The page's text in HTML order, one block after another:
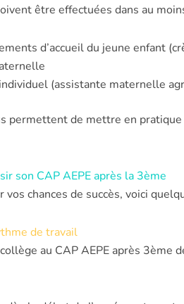
être effectuées dans au
d’accueil du jeune enfant
(assistante maternelle
permettent de mettre en
son CAP AEPE après la 3ème
vos chances de succès, voici
de travail
au CAP AEPE après